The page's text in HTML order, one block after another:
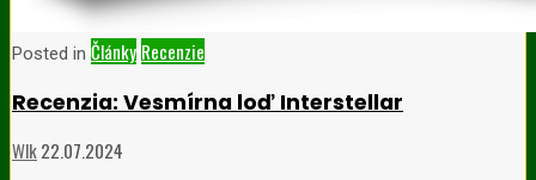
Posted in Články Recenzie
Recenzia: Vesmírna loď Interstellar
Wlk22.07.2024